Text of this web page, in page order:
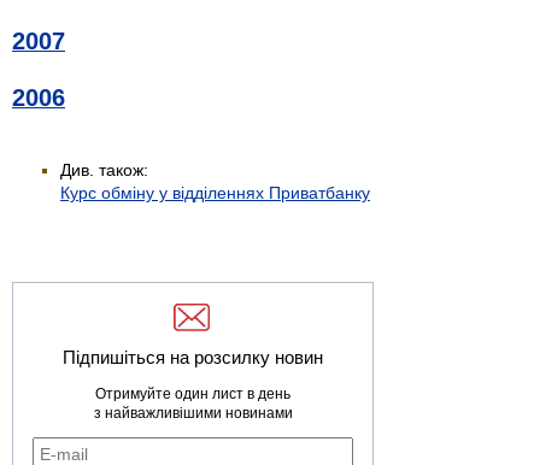
2007
2006
Див. також:
Курс обміну у відділеннях Приватбанку
Підпишіться на розсилку новин
Отримуйте один лист в день
з найважливішими новинами